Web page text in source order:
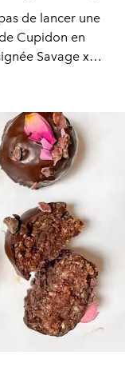
de lancer une
Cupidon en
Savage x
et
qui allient